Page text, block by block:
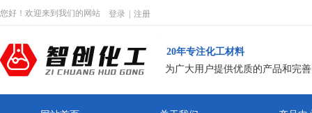
登录 注册
您好！欢迎来到我们的网站
20年专注化工材料
为广大用户提供优质的产品和完